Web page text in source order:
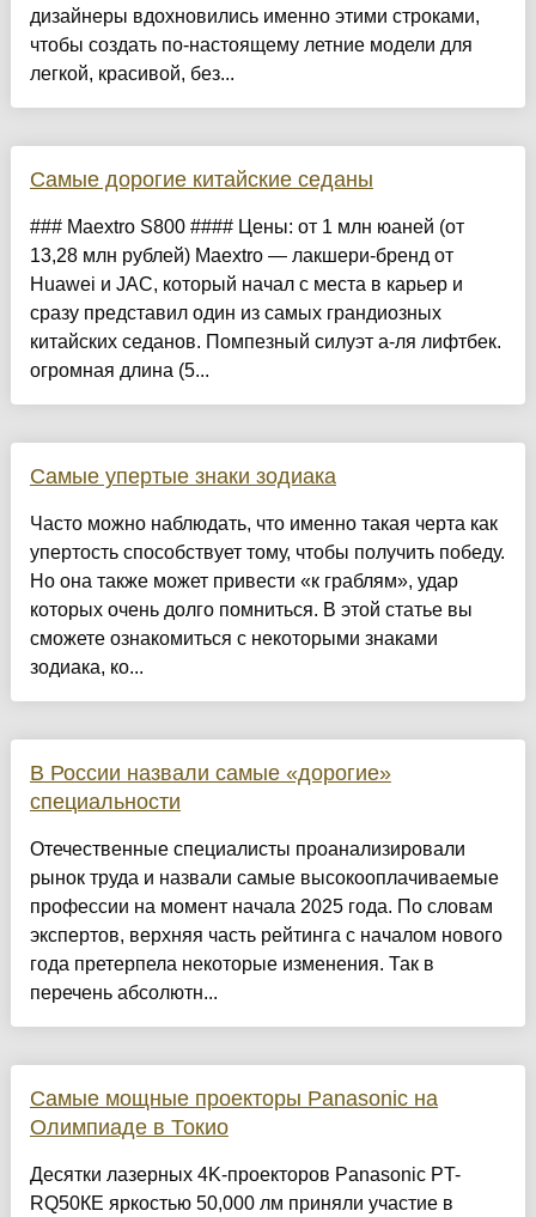
дизайнеры вдохновились именно этими строками,
чтобы создать по-настоящему летние модели для
легкой, красивой, без...
Самые дорогие китайские седаны
### Maextro S800 #### Цены: от 1 млн юаней (от
13,28 млн рублей) Maextro — лакшери-бренд от
Huawei и JAC, который начал с места в карьер и
сразу представил один из самых грандиозных
китайских седанов. Помпезный силуэт а-ля лифтбек.
огромная длина (5...
Самые упертые знаки зодиака
Часто можно наблюдать, что именно такая черта как
упертость способствует тому, чтобы получить победу.
Но она также может привести «к граблям», удар
которых очень долго помниться. В этой статье вы
сможете ознакомиться с некоторыми знаками
зодиака, ко...
В России назвали самые «дорогие»
специальности
Отечественные специалисты проанализировали
рынок труда и назвали самые высокооплачиваемые
профессии на момент начала 2025 года. По словам
экспертов, верхняя часть рейтинга с началом нового
года претерпела некоторые изменения. Так в
перечень абсолютн...
Самые мощные проекторы Panasonic на
Олимпиаде в Токио
Десятки лазерных 4K-проекторов Panasonic PT-
RQ50КЕ яркостью 50,000 лм приняли участие в